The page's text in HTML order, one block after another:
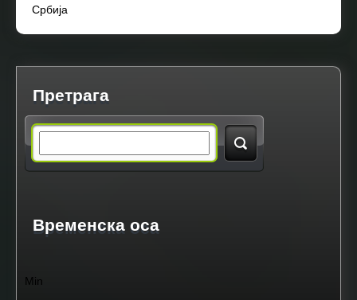
Србија
Претрага
a
Временска оса
Min